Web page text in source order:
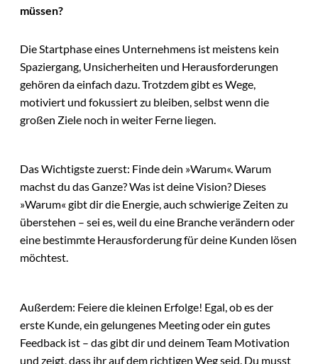
müssen?
Die Startphase eines Unternehmens ist meistens kein
Spaziergang, Unsicherheiten und Herausforderungen
gehören da einfach dazu. Trotzdem gibt es Wege,
motiviert und fokussiert zu bleiben, selbst wenn die
großen Ziele noch in weiter Ferne liegen.
Das Wichtigste zuerst: Finde dein »Warum«. Warum
machst du das Ganze? Was ist deine Vision? Dieses
»Warum« gibt dir die Energie, auch schwierige Zeiten zu
überstehen – sei es, weil du eine Branche verändern oder
eine bestimmte Herausforderung für deine Kunden lösen
möchtest.
Außerdem: Feiere die kleinen Erfolge! Egal, ob es der
erste Kunde, ein gelungenes Meeting oder ein gutes
Feedback ist – das gibt dir und deinem Team Motivation
und zeigt, dass ihr auf dem richtigen Weg seid. Du musst